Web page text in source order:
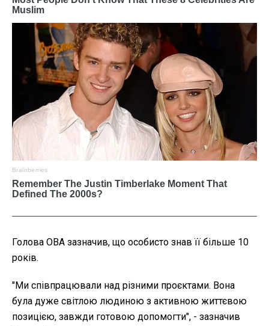
Голова ОВА зазначив, що особисто знав її більше 10
років.
"Ми співпрацювали над різними проєктами. Вона
була дуже світлою людиною з активною життєвою
позицією, завжди готовою допомогти", - зазначив